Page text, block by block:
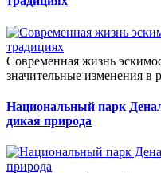
Современная жизнь
значительные изменения в
Национальный парк
дикая природа